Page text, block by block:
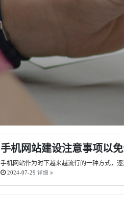
手机网站建设注意事项以
手机网站作为时下越来越流行的一种方式，
2024-07-29 详细